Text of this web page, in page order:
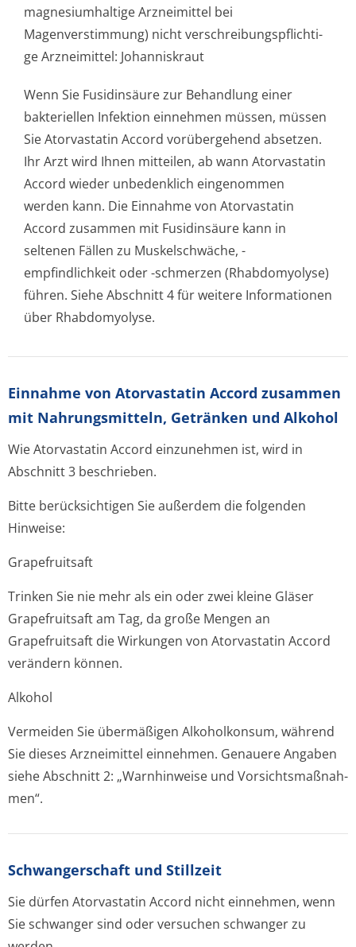
magnesiumhaltige Arzneimittel bei
Magenverstimmung) nicht verschreibungspflichti­
ge Arzneimittel: Johanniskraut
Wenn Sie Fusidinsäure zur Behandlung einer
bakteriellen Infektion einnehmen müssen, müssen
Sie Atorvastatin Accord vorübergehend absetzen.
Ihr Arzt wird Ihnen mitteilen, ab wann Atorvastatin
Accord wieder unbedenklich eingenommen
werden kann. Die Einnahme von Atorvastatin
Accord zusammen mit Fusidinsäure kann in
seltenen Fällen zu Muskelschwäche, -
empfindlichkeit oder -schmerzen (Rhabdomyolyse)
führen. Siehe Abschnitt 4 für weitere Informationen
über Rhabdomyolyse.
Einnahme von Atorvastatin Accord zusammen
mit Nahrungsmitteln, Getränken und Alkohol
Wie Atorvastatin Accord einzunehmen ist, wird in
Abschnitt 3 beschrieben.
Bitte berücksichtigen Sie außerdem die folgenden
Hinweise:
Grapefruitsaft
Trinken Sie nie mehr als ein oder zwei kleine Gläser
Grapefruitsaft am Tag, da große Mengen an
Grapefruitsaft die Wirkungen von Atorvastatin Accord
verändern können.
Alkohol
Vermeiden Sie übermäßigen Alkoholkonsum, während
Sie dieses Arzneimittel einnehmen. Genauere Angaben
siehe Abschnitt 2: „Warnhinweise und Vorsichtsmaßnah­
men“.
Schwangerschaft und Stillzeit
Sie dürfen Atorvastatin Accord nicht einnehmen, wenn
Sie schwanger sind oder versuchen schwanger zu